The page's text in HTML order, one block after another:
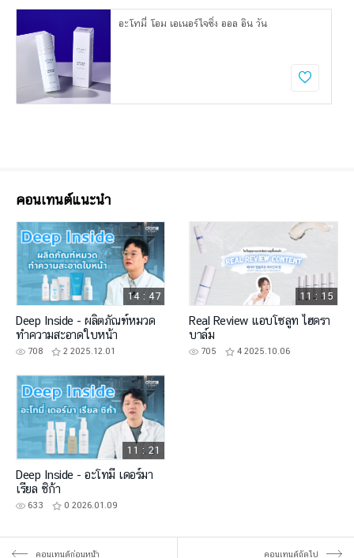
อะโทมี่ โอม เอเนอร์ไจซิ่ง ออล อิน วัน
คอนเทนต์แนะนำ
Deep Inside - ผลิตภัณฑ์หมวด
ทำความสะอาดใบหน้า
708 2 2025.12.01
14 : 47
Real Review แอบโซลูท ไฮดรา
บาล์ม
705 4 2025.10.06
11 : 15
Deep Inside - อะโทมี่ เดอร์มา
เรียล ซิก้า
633 0 2026.01.09
11 : 21
คอนเทนต์ก่อนหน้า คอนเทนต์ถัดไป